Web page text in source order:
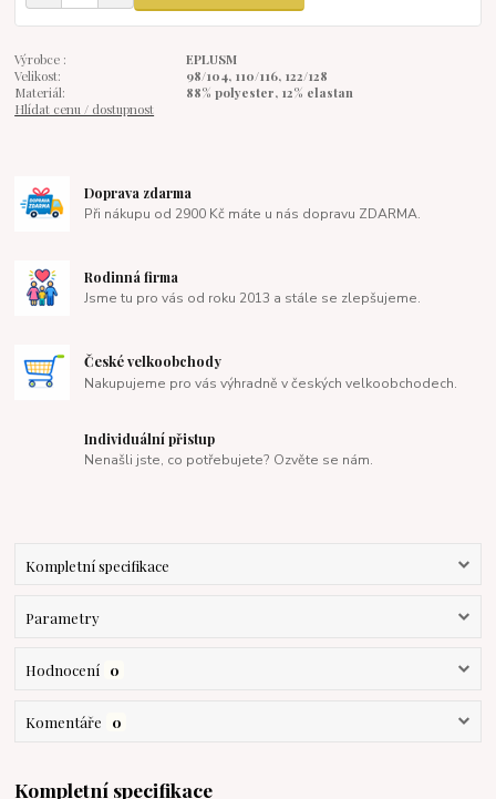
Výrobce :
EPLUSM
Velikost:
98/104, 110/116, 122/128
Materiál:
88% polyester, 12% elastan
Hlídat cenu / dostupnost
Doprava zdarma
Při nákupu od 2900 Kč máte u nás dopravu ZDARMA.
Rodinná firma
Jsme tu pro vás od roku 2013 a stále se zlepšujeme.
České velkoobchody
Nakupujeme pro vás výhradně v českých velkoobchodech.
Individuální přistup
Nenašli jste, co potřebujete? Ozvěte se nám.
Kompletní specifikace
Parametry
Hodnocení 0
Komentáře 0
Kompletní specifikace